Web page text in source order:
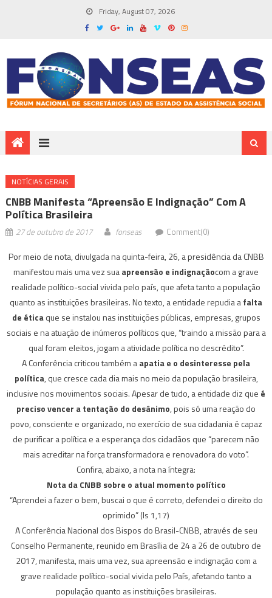
Friday, August 07, 2026
NOTÍ­CIAS GERAIS
CNBB Manifesta “apreensão E Indignação” Com A
Política Brasileira
27 de outubro de 2017 fonseas Comment(0)
Por meio de nota, divulgada na quinta-feira, 26, a presidência da CNBB
manifestou mais uma vez suaapreensão e indignaçãocom a grave
realidade político-social vivida pelo país, que afeta tanto a população
quanto as instituições brasileiras. No texto, a entidade repudia afalta
de éticaque se instalou nas instituições públicas, empresas, grupos
sociais e na atuação de inúmeros políticos que, “traindo a missão para a
qual foram eleitos, jogam a atividade política no descrédito”.
A Conferência criticou também aapatia e o desinteresse pela
política, que cresce cada dia mais no meio da população brasileira,
inclusive nos movimentos sociais. Apesar de tudo, a entidade diz que é
preciso vencer a tentação do desânimo, pois só uma reação do
povo, consciente e organizado, no exercício de sua cidadania é capaz
de purificar a política e a esperança dos cidadãos que “parecem não
mais acreditar na força transformadora e renovadora do voto”.
Confira, abaixo, a nota na íntegra:
Nota da CNBB sobre o atual momento político
“Aprendei a fazer o bem, buscai o que é correto, defendei o direito do
oprimido” (Is 1,17)
A Conferência Nacional dos Bispos do Brasil-CNBB, através de seu
Conselho Permanente, reunido em Brasília de 24 a 26 de outubro de
2017, manifesta, mais uma vez, sua apreensão e indignação com a
grave realidade político-social vivida pelo País, afetando tanto a
população quanto as instituições brasileiras.